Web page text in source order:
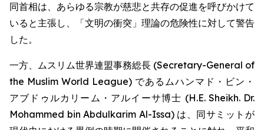
同首相は、あらゆる宗教が慈悲と共存の促進を呼びかけて
いると主張し、「文明の衝突」理論の危険性に対して警告
した。
一方、ムスリム世界連盟事務総長 (Secretary-General of
the Muslim World League) であるムハンマド・ビン・
アブドゥルカリーム・アルイーサ博士 (H.E. Sheikh. Dr.
Mohammed bin Abdulkarim Al-Issa) は、同サミットが